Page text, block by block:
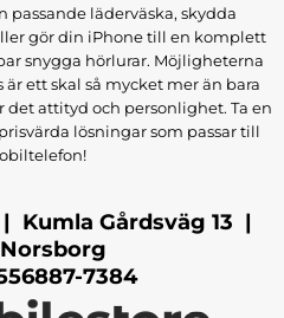
passande läderväska, skydda
gör din iPhone till en komplett
snygga hörlurar. Möjligheterna
är ett skal så mycket mer än bara
det attityd och personlighet. Ta en
lösningar som passar till
Kumla Gårdsväg 13 |
Norsborg
7384